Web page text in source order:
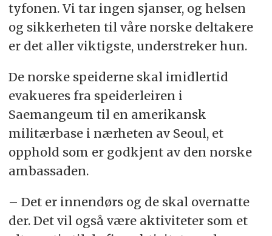
tyfonen. Vi tar ingen sjanser, og helsen
og sikkerheten til våre norske deltakere
er det aller viktigste, understreker hun.
De norske speiderne skal imidlertid
evakueres fra speiderleiren i
Saemangeum til en amerikansk
militærbase i nærheten av Seoul, et
opphold som er godkjent av den norske
ambassaden.
– Det er innendørs og de skal overnatte
der. Det vil også være aktiviteter som et